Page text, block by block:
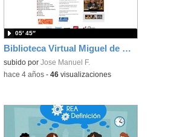
Biblioteca Virtual Miguel de Cervantes - Buscador
subido por Jose Manuel F.
05′ 45″
-hace 4 años- 46visualizaciones